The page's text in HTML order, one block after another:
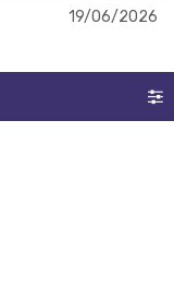
19/06/2026